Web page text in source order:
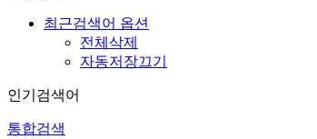
최근검색어 옵션
전체삭제
자동저장끄기
인기검색어
통합검색